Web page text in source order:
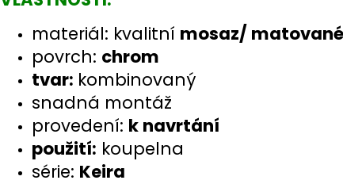
materiál: kvalitní mosaz/
povrch: chrom
tvar: kombinovaný
snadná montáž
provedení: k navrtání
použití: koupelna
série: Keira